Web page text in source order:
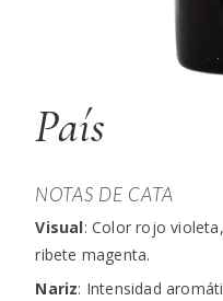
País
NOTAS DE CATA
Visual: Color rojo
ribete magenta.
Nariz: Intensidad